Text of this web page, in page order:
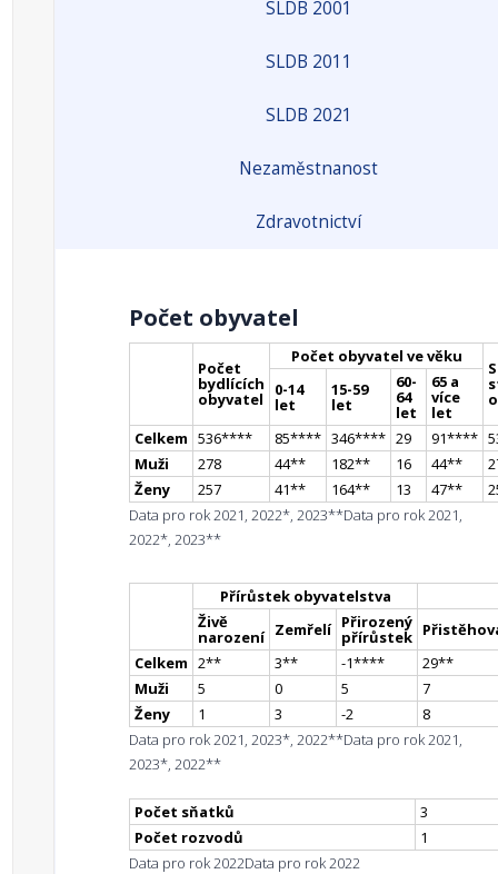
SLDB 2001
SLDB 2011
SLDB 2021
Nezaměstnanost
Zdravotnictví
Počet obyvatel
Počet
bydlících
obyvatel
Počet obyvatel ve věku
0-14
let
15-59
let
60-
64
let
65 a
více
let
Celkem 536**** 85**** 346**** 29 91****
Muži
278 44** 182** 16 44**
Ženy
257 41** 164** 13 47**
Data pro rok 2021, 2022*, 2023**Data pro rok 2021,
2022*, 2023**
Přírůstek obyvatelstva
Živě
narození Zemřelí Přirozený
přírůstek
Celkem 2** 3** -1**** 29**
Muži
5 0 5
7
Ženy
1 3 -2
8
Data pro rok 2021, 2023*, 2022**Data pro rok 2021,
2023*, 2022**
Počet sňatků
3
Počet rozvodů
1
Data pro rok 2022Data pro rok 2022